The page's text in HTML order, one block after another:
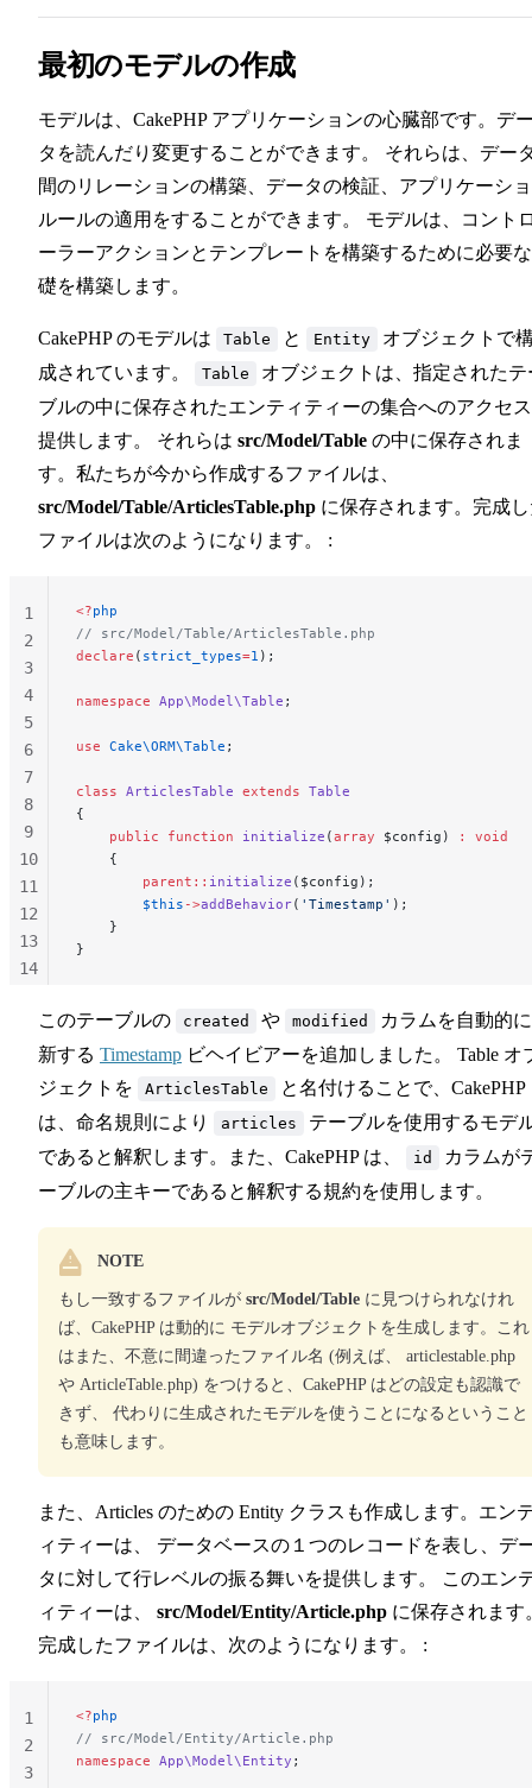
最初のモデルの作成
モデルは、CakePHP アプリケーションの心臓部です。デ
タを読んだり変更することができます。 それらは、デー
間のリレーションの構築、データの検証、アプリケーシ
ルールの適用をすることができます。 モデルは、コント
ーラーアクションとテンプレートを構築するために必要
礎を構築します。
CakePHP のモデルは Table と Entity
オブジェクトで
成されています。
Table
オブジェクトは、指定されたテ
ブルの中に保存されたエンティティーの集合へのアクセ
提供します。 それらは src/Model/Table の中に保存されま
す。私たちが今から作成するファイルは、
src/Model/Table/ArticlesTable.php に保存されます。完成
ファイルは次のようになります。 :
<?php
// src/Model/Table/ArticlesTable.php
declare ( strict_types=1 );
namespace App\Model\Table ;
use Cake\ORM\Table ;
class ArticlesTable extends Table
{
    public
function initialize (array $config) :
void
    {
        parent::
initialize ($config);
        $this
->addBehavior( 'Timestamp' );
    }
}
1
2
3
4
5
6
7
8
9
10
11
12
13
14
このテーブルの created や modified
カラムを自動的
新する Timestamp ビヘイビアーを追加しました。 Table オ
ジェクトを
ArticlesTable
と名付けることで、CakePHP
は、命名規則により
articles
テーブルを使用するモデ
であると解釈します。また、CakePHP は、
id
カラムが
ーブルの主キーであると解釈する規約を使用します。
NOTE
もし一致するファイルが src/Model/Table に見つけられなけれ
ば、CakePHP は動的に モデルオブジェクトを生成します。これ
はまた、不意に間違ったファイル名 (例えば、 articlestable.php
や ArticleTable.php) をつけると、CakePHP はどの設定も認識で
きず、 代わりに生成されたモデルを使うことになるということ
も意味します。
また、Articles のための Entity クラスも作成します。エン
ィティーは、 データベースの１つのレコードを表し、デ
タに対して行レベルの振る舞いを提供します。 このエン
ィティーは、 src/Model/Entity/Article.php に保存されます
完成したファイルは、次のようになります。 :
<?php
// src/Model/Entity/Article.php
namespace App\Model\Entity ;
1
2
3